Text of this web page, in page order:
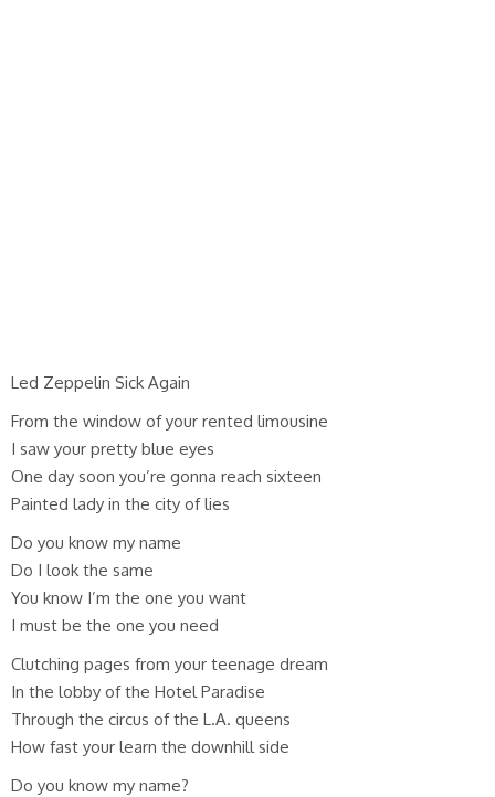
Led Zeppelin Sick Again
From the window of your rented limousine
I saw your pretty blue eyes
One day soon you’re gonna reach sixteen
Painted lady in the city of lies
Do you know my name
Do I look the same
You know I’m the one you want
I must be the one you need
Clutching pages from your teenage dream
In the lobby of the Hotel Paradise
Through the circus of the L.A. queens
How fast your learn the downhill side
Do you know my name?